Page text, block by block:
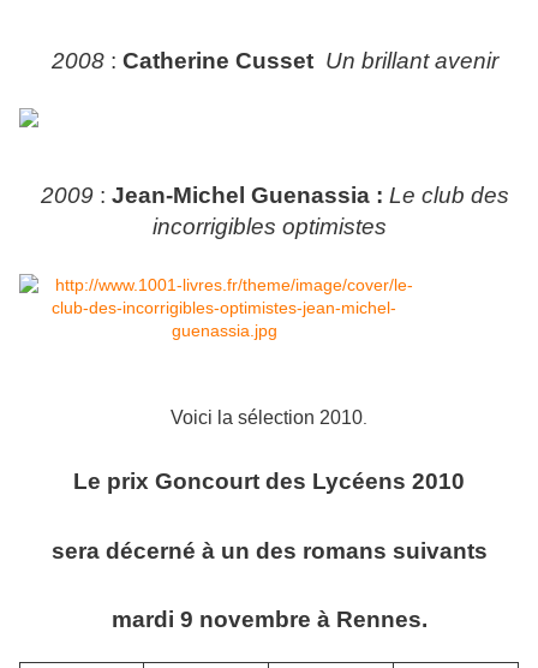
2008 : Catherine Cusset Un brillant avenir
2009 : Jean-Michel Guenassia : Le club des
incorrigibles optimistes
Voici la sélection 2010
Le prix Goncourt des Lycéens 2010
sera décerné à un des romans suivants
mardi 9 novembre à Rennes.